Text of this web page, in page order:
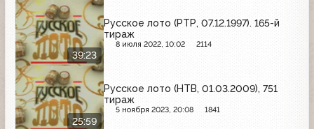
39:23
Русское лото (РТР, 07.12.1997). 165-й
тираж
8 июля 2022, 10:02 2114
25:59
Русское лото (НТВ, 01.03.2009), 751
тираж
5 ноября 2023, 20:08 1841